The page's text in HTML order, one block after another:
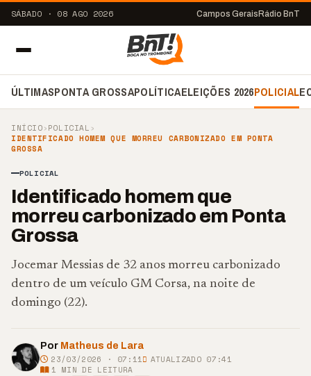
SÁBADO · 08 AGO 2026 Campos Gerais Rádio BnT
ÚLTIMASPONTA GROSSAPOLÍTICAELEIÇÕES 2026POLICIAL
INÍCIO›POLICIAL ›
IDENTIFICADO HOMEM QUE MORREU CARBONIZADO EM PONTA
GROSSA
POLICIAL
Identificado homem que
morreu carbonizado em Ponta
Grossa
Jocemar Messias de 32 anos morreu carbonizado
dentro de um veículo GM Corsa, na noite de
domingo (22).
Por Matheus de Lara
23/03/2026 · 07:11
ATUALIZADO 07:41
1 MIN DE LEITURA